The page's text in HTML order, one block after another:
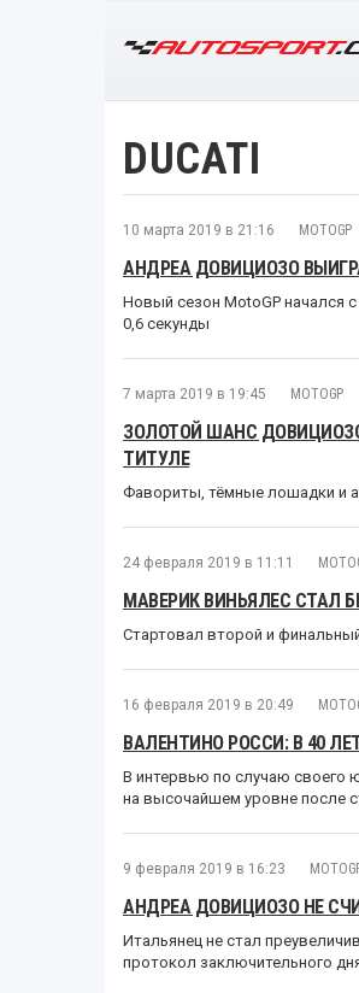
DUCATI
10 марта 2019 в 21:16 MOTOGP
АНДРЕА ДОВИЦИОЗО
Новый сезон MotoGP начался
0,6 секунды
7 марта 2019 в 19:45 MOTOGP
ЗОЛОТОЙ ШАНС
ТИТУЛЕ
Фавориты, тёмные лошадки и
24 февраля 2019 в 11:11
МАВЕРИК ВИНЬЯЛЕС СТАЛ
Стартовал второй и
16 февраля 2019 в 20:49
ВАЛЕНТИНО РОССИ: В 40
В интервью по случаю своего
на высочайшем уровне после
9 февраля 2019 в 16:23
АНДРЕА ДОВИЦИОЗО НЕ
Итальянец не стал
протокол заключительного